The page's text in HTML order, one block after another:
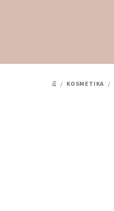
DOMŮ
/ KOSMETIKA /